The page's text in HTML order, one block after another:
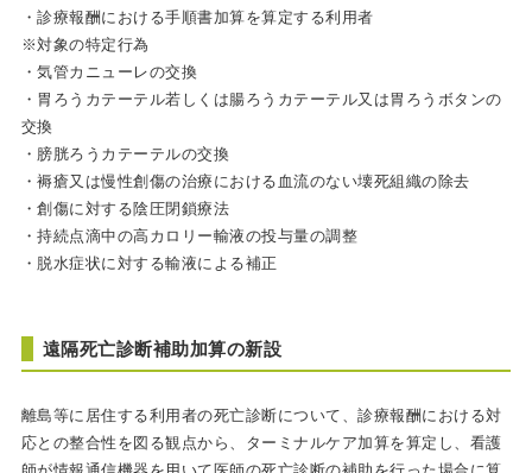
・診療報酬における手順書加算を算定する利用者
※対象の特定行為
・気管カニューレの交換
・胃ろうカテーテル若しくは腸ろうカテーテル又は胃ろうボタンの
交換
・膀胱ろうカテーテルの交換
・褥瘡又は慢性創傷の治療における血流のない壊死組織の除去
・創傷に対する陰圧閉鎖療法
・持続点滴中の高カロリー輸液の投与量の調整
・脱水症状に対する輸液による補正
遠隔死亡診断補助加算の新設
離島等に居住する利用者の死亡診断について、診療報酬における対
応との整合性を図る観点から、ターミナルケア加算を算定し、看護